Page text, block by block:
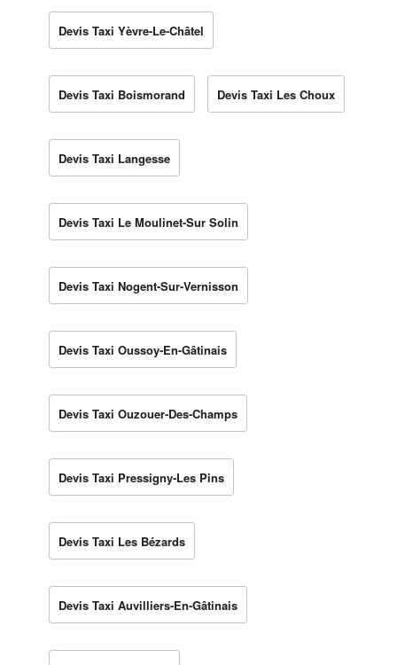
Devis Taxi Yèvre-Le-Châtel
Devis Taxi Boismorand Devis Taxi Les Choux
Devis Taxi Langesse
Devis Taxi Le Moulinet-Sur Solin
Devis Taxi Nogent-Sur-Vernisson
Devis Taxi Oussoy-En-Gâtinais
Devis Taxi Ouzouer-Des-Champs
Devis Taxi Pressigny-Les Pins
Devis Taxi Les Bézards
Devis Taxi Auvilliers-En-Gâtinais